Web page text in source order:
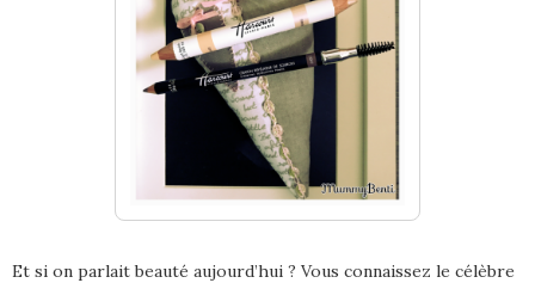
Et si on parlait beauté aujourd’hui ? Vous connaissez le célèbre